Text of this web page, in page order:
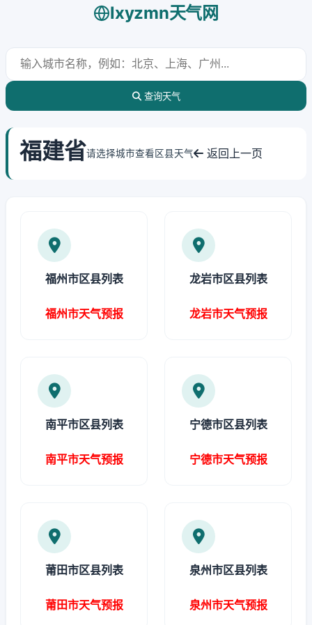
lxyzmn天气网
查询天气
福建省请选择城市查看区县天气 返回上一页
福州市区县列表
福州市天气预报
龙岩市区县列表
龙岩市天气预报
南平市区县列表
南平市天气预报
宁德市区县列表
宁德市天气预报
莆田市区县列表
莆田市天气预报
泉州市区县列表
泉州市天气预报